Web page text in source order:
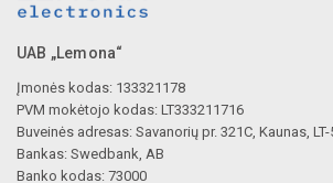
UAB „Lemona“
Įmonės kodas: 133321178
PVM mokėtojo kodas: LT333211716
Buveinės adresas: Savanorių pr. 321C, Kaunas,
Bankas: Swedbank, AB
Banko kodas: 73000